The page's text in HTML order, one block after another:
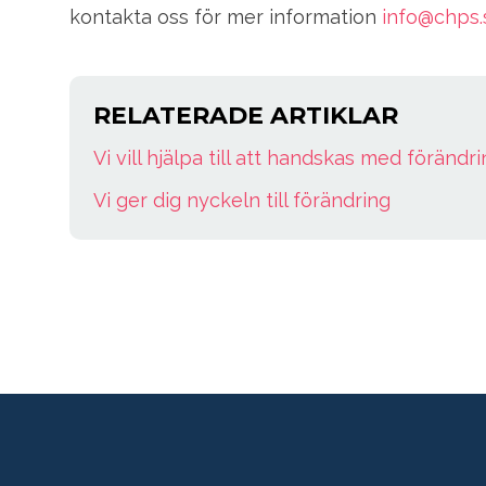
kontakta oss för mer information
RELATERADE ARTIKLAR
Vi vill hjälpa till att handskas med
Vi ger dig nyckeln till förändring